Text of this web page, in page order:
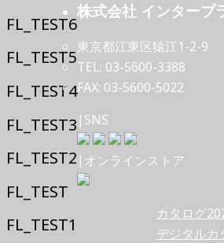
FL_TEST6
FL_TEST5
FL_TEST4
FL_TEST3
FL_TEST2
FL_TEST
FL_TEST1
株式会社 インタープ
東京都江東区猿江1-2-9
TEL: 03-5600-3388
FAX: 03-5600-5022
|SNS
|オンラインストア
カタログ
デジタルカ